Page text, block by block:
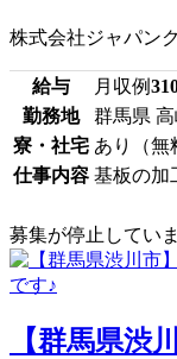
株式会社ジャパン
給与 月収例
勤務地
群馬県
寮・社宅 あり（無
仕事内容 基板の加
募集が停止してい
【群馬県渋